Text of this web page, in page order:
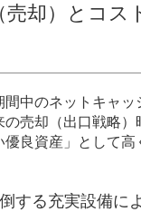
却）とコス
中のネットキャッ
の売却（出口戦略
優良資産」として
する充実設備に